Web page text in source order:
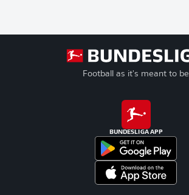
Football as it's meant to be
BUNDESLIGA APP